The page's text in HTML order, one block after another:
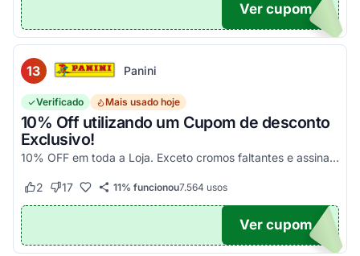
DO5
Ver cupom
13 Panini
Verificado Mais usado hoje
10% Off utilizando um Cupom de desconto
Exclusivo!
10% OFF em toda a Loja. Exceto cromos faltantes e assinaturas. Aproveite essa exclusividade!
Este cupom funcionou
2 Este cupom não funcionou
17 11% funcionou7.564 usos
UPOM
Ver cupom